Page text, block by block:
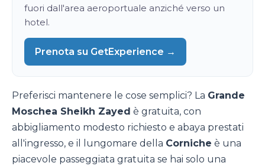
fuori dall'area aeroportuale anziché verso un
hotel.
Prenota su GetExperience →
Preferisci mantenere le cose semplici? La Grande
Moschea Sheikh Zayed è gratuita, con
abbigliamento modesto richiesto e abaya prestati
all'ingresso, e il lungomare della Corniche è una
piacevole passeggiata gratuita se hai solo una